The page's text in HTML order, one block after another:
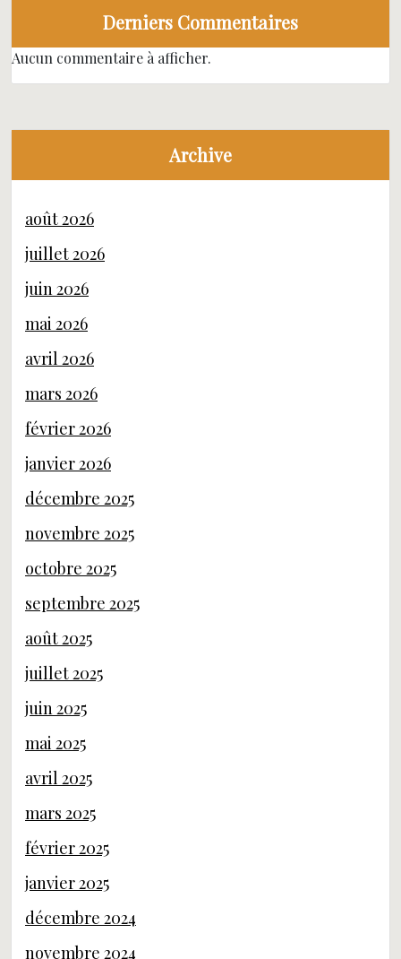
Derniers Commentaires
Aucun commentaire à afficher.
Archive
août 2026
juillet 2026
juin 2026
mai 2026
avril 2026
mars 2026
février 2026
janvier 2026
décembre 2025
novembre 2025
octobre 2025
septembre 2025
août 2025
juillet 2025
juin 2025
mai 2025
avril 2025
mars 2025
février 2025
janvier 2025
décembre 2024
novembre 2024